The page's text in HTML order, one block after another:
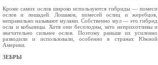
Кроме самих ослов широко используются гиб­риды — помеси
ослов и лошадей. Лошаков, помесей ослиц и жеребцов,
неправильно называ­ют мулами. Собственно мул — это гибрид
осла и кобылицы. Хотя они бесплодны, зато непри­хотливы и
значительно сильнее ослов. Поэтому раньше их усиленно
разводили и использовали, особенно в странах Южной
Америки.
ЗЕБРЫ